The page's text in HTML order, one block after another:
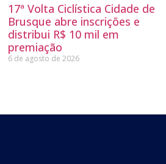
17ª Volta Ciclística Cidade de
Brusque abre inscrições e
distribui R$ 10 mil em
premiação
6 de agosto de 2026